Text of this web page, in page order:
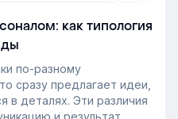
как типология
по-разному
сразу предлагает идеи,
в деталях. Эти различия
и результат.